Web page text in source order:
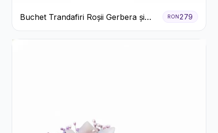
Buchet Trandafiri Roșii Gerbera și
Verdeață
RON279